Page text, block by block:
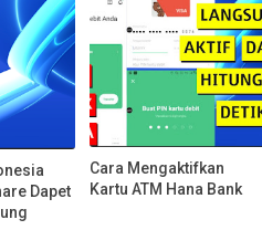
Dapet
Cara Mengaktifkan
Kartu ATM Hana Bank